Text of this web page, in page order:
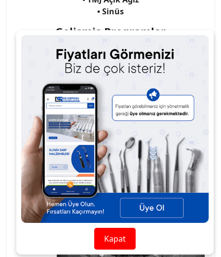
• Sinüs
Gelişmiş Programlar
• Yetişkin / Çocuk Düşük Doz Panoramik
• Yetişkin / Çocuk Gelişmiş Ortogonatile
• Sağ Bitewing
• Sol Bitewing
• Sağ ve Sol Bitewing
Kapat